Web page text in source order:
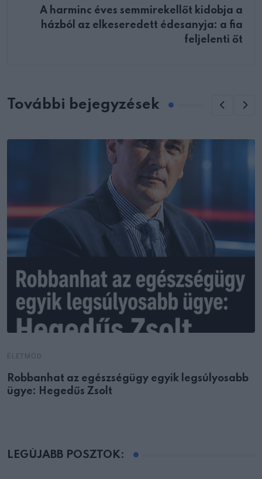
A harminc éves semmirekellőt kidobja a
házból az elkeseredett édesanyja: a fia
feljelenti őt
További bejegyzések
Robbanhat az egészségügy egyik legsúlyosabb
ügye: Hegedűs Zsolt
LEGÚJABB POSZTOK: